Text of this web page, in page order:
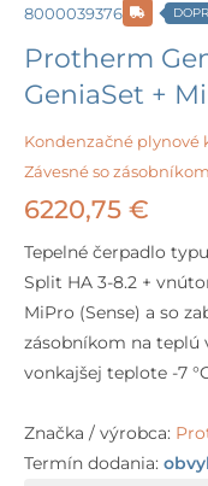
8000039376
Protherm
GeniaSet +
Kondenzačné plynové
Závesné so
6220,75 €
Tepelné čerpadlo
Split HA 3-8.2 +
MiPro (Sense) a so
zásobníkom na teplú
vonkajšej teplote -7
Značka / výrobca:
Termín dodania: